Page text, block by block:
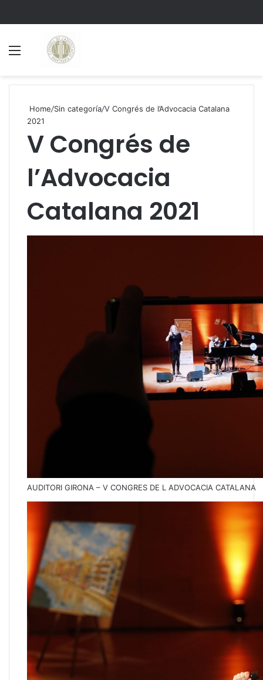
Home/Sin categoría/V Congrés de l’Advocacia Catalana
2021
V Congrés de
l’Advocacia
Catalana 2021
AUDITORI GIRONA – V CONGRES DE L ADVOCACIA CATALANA